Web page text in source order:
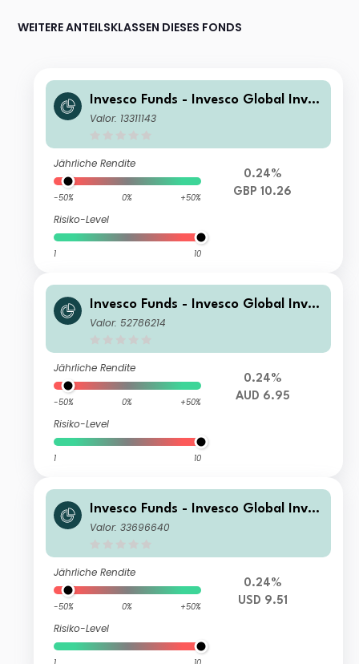
WEITERE ANTEILSKLASSEN DIESES FONDS
Invesco Funds - Invesco Global Inves
tment Grade Corporate Bond Fund I
Valor: 13311143
Jährliche Rendite
-50% 0% +50%
Risiko-Level
1 10
0.24%
GBP 10.26
Invesco Funds - Invesco Global Inves
tment Grade Corporate Bond Fund
Valor: 52786214
Jährliche Rendite
-50% 0% +50%
Risiko-Level
1 10
0.24%
AUD 6.95
Invesco Funds - Invesco Global Inves
tment Grade Corporate Bond Fund
Valor: 33696640
Jährliche Rendite
-50% 0% +50%
Risiko-Level
0.24%
USD 9.51